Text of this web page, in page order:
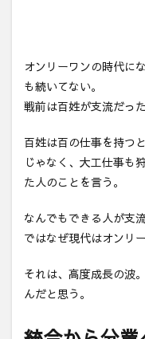
オンリーワンの時代に
も続いてない。
戦前は百姓が支流だった
百姓は百の仕事を持つ
じゃなく、大工仕事も
た人のことを言う。
なんでもできる人が支
ではなぜ現代はオンリ
それは、高度成長の波
んだと思う。